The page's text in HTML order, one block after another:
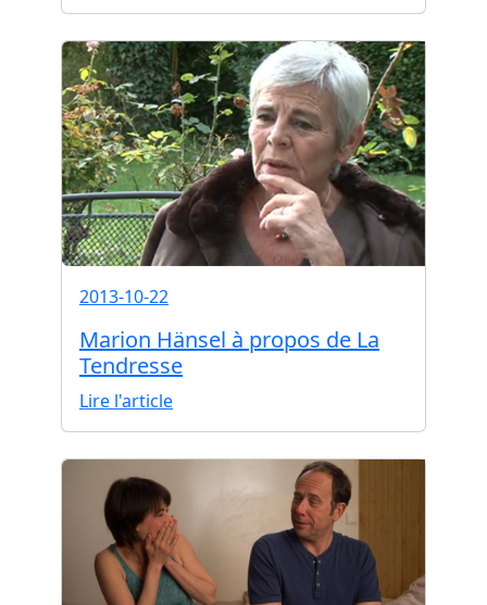
2013-10-22
Marion Hänsel à propos de La
Tendresse
Lire l'article